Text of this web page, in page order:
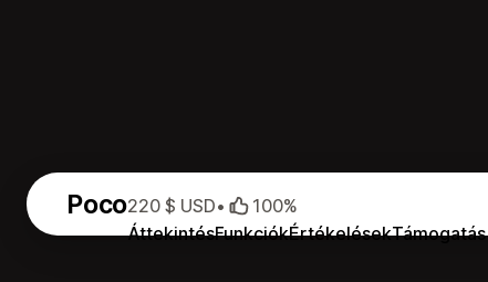
Poco
ÁttekintésFunkciókÉrtékelésekTámogatás
220 $ USD• 100%